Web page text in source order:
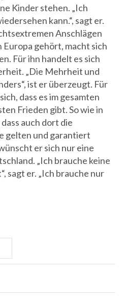
Kinder stehen. „Ich
kann.“, sagt er.
Anschlägen
gehört, macht sich
Für ihn handelt es sich
„Die Mehrheit und
ist er überzeugt. Für
dass es im gesamten
Frieden gibt. So wie in
auch dort die
gelten und garantiert
er sich nur eine
„Ich brauche keine
sagt er. „Ich brauche nur